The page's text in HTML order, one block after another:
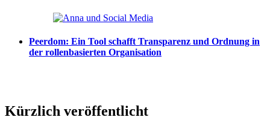
Peerdom: Ein Tool schafft Transparenz und Ordnung in
der rollenbasierten Organisation
Kürzlich veröffentlicht